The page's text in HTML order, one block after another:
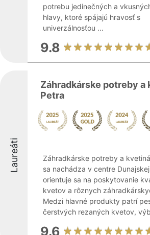
potrebu jedinečných a
hlavy, ktoré spájajú hravosť s
univerzálnosťou ...
9.8
Laureáti
Záhradkárske potreby
Petra
Záhradkárske potreby a
sa nachádza v centre
orientuje sa na poskytovanie
kvetov a rôznych
Medzi hlavné produkty patrí
čerstvých rezaných kvetov,
9.6